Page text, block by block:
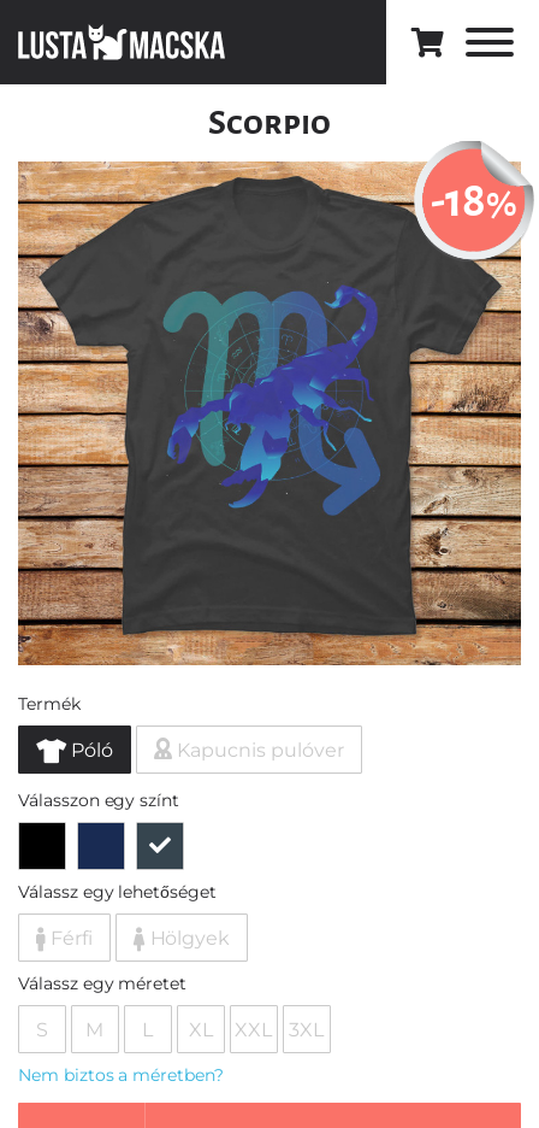
Scorpio
-18%
Termék
Póló Kapucnis pulóver
Válasszon egy színt
Válassz egy lehetőséget
Férfi Hölgyek
Válassz egy méretet
S M L XL XXL 3XL
Nem biztos a méretben?